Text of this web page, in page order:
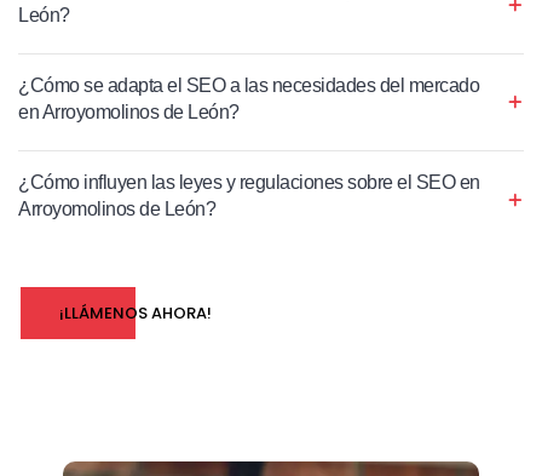
León?
¿Cómo se adapta el SEO a las necesidades del mercado
en Arroyomolinos de León?
¿Cómo influyen las leyes y regulaciones sobre el SEO en
Arroyomolinos de León?
¡LLÁMENOS AHORA!